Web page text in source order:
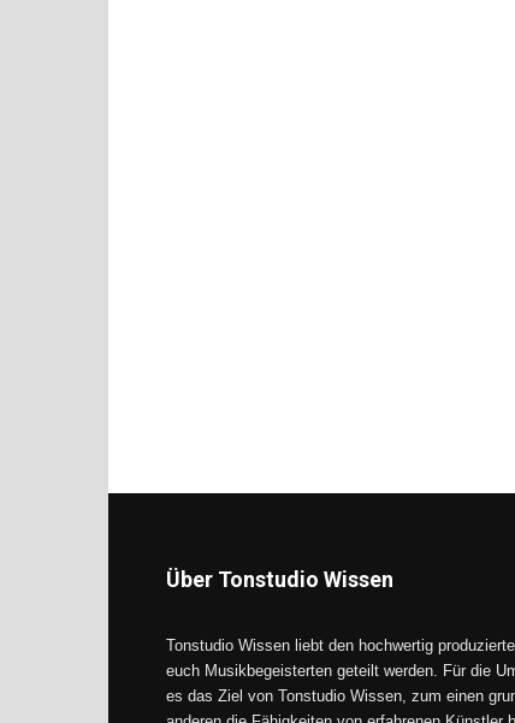
Über Tonstudio Wissen
Tonstudio Wissen liebt den hochwertig
euch Musikbegeisterten geteilt werden. Für die
es das Ziel von Tonstudio Wissen, zum einen